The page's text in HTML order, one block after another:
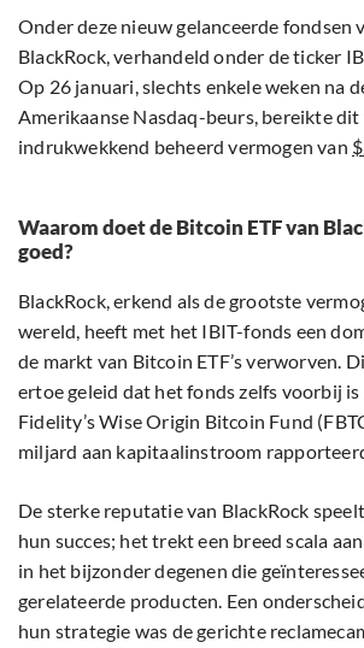
Onder deze nieuw gelanceerde fondsen
BlackRock, verhandeld onder de ticker
Op 26 januari, slechts enkele weken na
Amerikaanse Nasdaq-beurs, bereikte dit
indrukwekkend beheerd vermogen van
Waarom doet de Bitcoin ETF van
goed?
BlackRock, erkend als de grootste
wereld, heeft met het IBIT-fonds een
de markt van Bitcoin ETF’s verworven.
ertoe geleid dat het fonds zelfs voorbij is
Fidelity’s Wise Origin Bitcoin Fund
miljard aan kapitaalinstroom
De sterke reputatie van BlackRock
hun succes; het trekt een breed scala
in het bijzonder degenen die
gerelateerde producten. Een
hun strategie was de gerichte